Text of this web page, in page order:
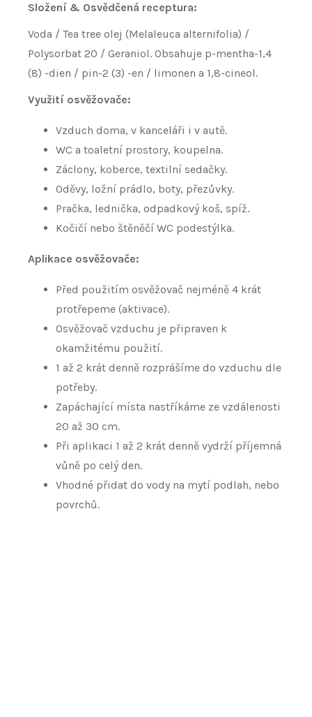
Složení & Osvědčená receptura:
Voda / Tea tree olej (Melaleuca alternifolia) /
Polysorbat 20 / Geraniol. Obsahuje p-mentha-1,4
(8) -dien / pin-2 (3) -en / limonen a 1,8-cineol.
Využití osvěžovače:
Vzduch doma, v kanceláři i v autě.
WC a toaletní prostory, koupelna.
Záclony, koberce, textilní sedačky.
Oděvy, ložní prádlo, boty, přezůvky.
Pračka, lednička, odpadkový koš, spíž.
Kočičí nebo štěněčí WC podestýlka.
Aplikace osvěžovače:
Před použitím osvěžovač nejméně 4 krát
protřepeme (aktivace).
Osvěžovač vzduchu je připraven k
okamžitému použití.
1 až 2 krát denně rozprášíme do vzduchu dle
potřeby.
Zapáchající místa nastříkáme ze vzdálenosti
20 až 30 cm.
Při aplikaci 1 až 2 krát denně vydrží příjemná
vůně po celý den.
Vhodné přidat do vody na mytí podlah, nebo
povrchů.